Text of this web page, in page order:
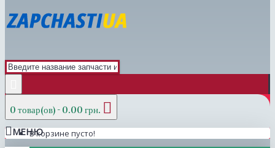
0 товар(ов) - 0.00 грн.
В корзине пусто!
МЕНЮ